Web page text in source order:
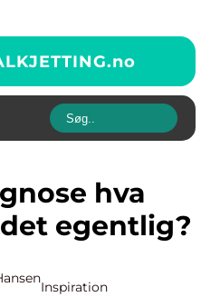
no
egentlig?
Inspiration